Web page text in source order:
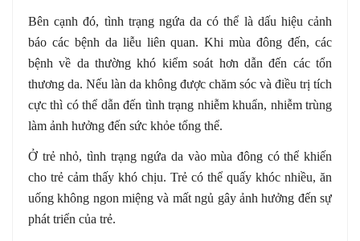
Bên cạnh đó, tình trạng ngứa da có thể là dấu hiệu cảnh
báo các bệnh da liễu liên quan. Khi mùa đông đến, các
bệnh về da thường khó kiểm soát hơn dẫn đến các tổn
thương da. Nếu làn da không được chăm sóc và điều trị tích
cực thì có thể dẫn đến tình trạng nhiễm khuẩn, nhiễm trùng
làm ảnh hưởng đến sức khỏe tổng thể.
Ở trẻ nhỏ, tình trạng ngứa da vào mùa đông có thể khiến
cho trẻ cảm thấy khó chịu. Trẻ có thể quấy khóc nhiều, ăn
uống không ngon miệng và mất ngủ gây ảnh hưởng đến sự
phát triển của trẻ.